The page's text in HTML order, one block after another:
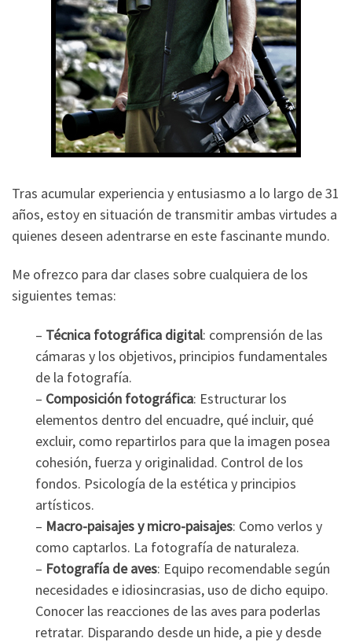
Tras acumular experiencia y entusiasmo a lo largo de 31
años, estoy en situación de transmitir ambas virtudes a
quienes deseen adentrarse en este fascinante mundo.
Me ofrezco para dar clases sobre cualquiera de los
siguientes temas:
– Técnica fotográfica digital: comprensión de las
cámaras y los objetivos, principios fundamentales
de la fotografía.
– Composición fotográfica: Estructurar los
elementos dentro del encuadre, qué incluir, qué
excluir, como repartirlos para que la imagen posea
cohesión, fuerza y originalidad. Control de los
fondos. Psicología de la estética y principios
artísticos.
– Macro-paisajes y micro-paisajes: Como verlos y
como captarlos. La fotografía de naturaleza.
– Fotografía de aves: Equipo recomendable según
necesidades e idiosincrasias, uso de dicho equipo.
Conocer las reacciones de las aves para poderlas
retratar. Disparando desde un hide, a pie y desde